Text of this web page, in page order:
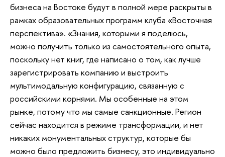
бизнеса на Востоке будут в полной мере раскрыты в
рамках образовательных программ клуба «Восточная
перспектива». «Знания, которыми я поделюсь,
можно получить только из самостоятельного опыта,
поскольку нет книг, где написано о том, как лучше
зарегистрировать компанию и выстроить
мультимодальную конфигурацию, связанную с
российскими корнями. Мы особенные на этом
рынке, потому что мы самые санкционные. Регион
сейчас находится в режиме трансформации, и нет
никаких монументальных структур, которые бы
можно было предложить бизнесу, это индивидуально